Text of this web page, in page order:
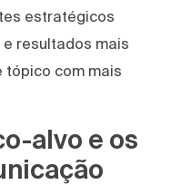
estratégicos
resultados mais
tópico com mais
alvo e os